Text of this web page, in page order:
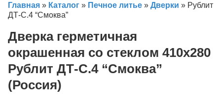
Главная » Каталог » Печное литье » Дверки » Рублит
ДТ-С.4 “Смоква”
Дверка герметичная
окрашенная со стеклом 410х280
Рублит ДТ-С.4 “Смоква”
(Россия)